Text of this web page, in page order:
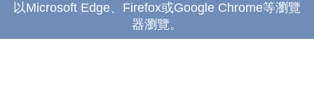
以Microsoft Edge、Firefox或Google Chrome等瀏覽
器瀏覽。